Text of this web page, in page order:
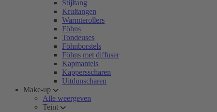
Stijltang
Krultangen
Warmterollers
Föhns
Tondeuses
Föhnborstels
Föhns met diffuser
Kapmantels
Kappersscharen
Uitdunscharen
Make-up
Alle weergeven
Teint